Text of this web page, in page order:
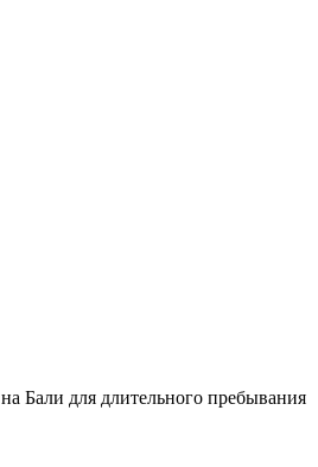
Бали для длительного пребывания